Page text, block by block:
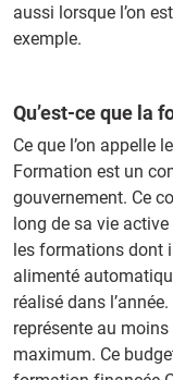
aussi lorsque l’on
exemple.
Qu’est-ce que la
Ce que l’on appelle
Formation est un
gouvernement. Ce
long de sa vie
les formations dont
alimenté
réalisé dans
représente au
maximum. Ce